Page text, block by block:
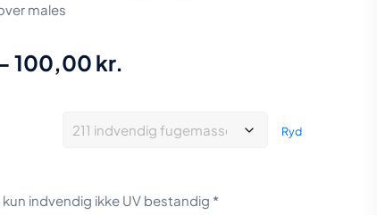
males
100,00 kr.
100,00 kr.
Ryd
kun indvendig ikke UV bestandig *